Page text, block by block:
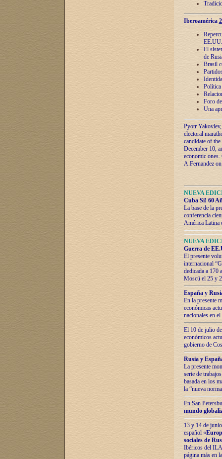
Iberoamérica
EE.UU.
El
de
Brasil
Política
Foro
Una
Pyotr
electoral
candidate of
December 10,
economic
A.Fernandez
NUEVA
Cuba Sí! 60
La base de la
conferencia
América Latina
NUEVA
Guerra de
El presente
internacional
dedicada a 170
Moscú el 25 y
España y
En la presente
económicas
nacionales en
El 10 de julio
económicos
gobierno de
Rusia y
La presente
serie de
basada en los
la “nueva
En San
mundo
13 y 14 de
español «
sociales de
Ibéricos del ILA
página más en